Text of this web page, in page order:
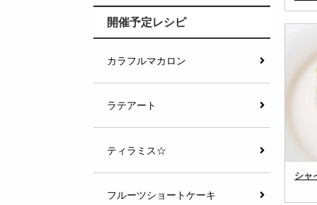
シャ
開催予定レシピ
カラフルマカロン
ラテアート
ティラミス☆
フルーツショートケーキ